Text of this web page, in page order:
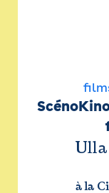
à la